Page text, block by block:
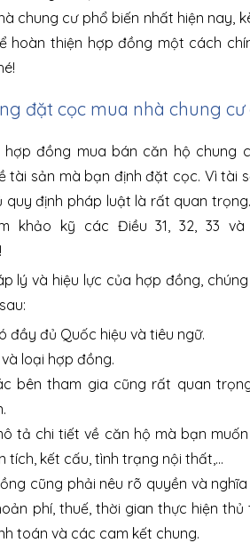
chung cư phổ biến nhất hiện nay,
hoàn thiện hợp đồng một cách
đặt cọc mua nhà chung
hợp đồng mua bán căn hộ chung
tài sản mà bạn định đặt cọc. Vì tài
quy định pháp luật là rất quan
khảo kỹ các Điều 31, 32, 33
lý và hiệu lực của hợp đồng,
đầy đủ Quốc hiệu và tiêu ngữ.
loại hợp đồng.
bên tham gia cũng rất quan
tả chi tiết về căn hộ mà bạn
tích, kết cấu, tình trạng nội thất,...
cũng phải nêu rõ quyền và
phí, thuế, thời gian thực hiện
toán và các cam kết chung.